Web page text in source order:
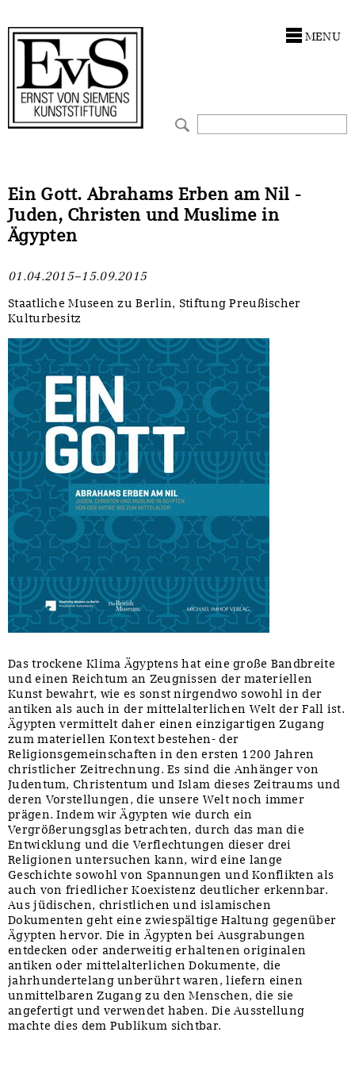
MENU
Ein Gott. Abrahams Erben am Nil -
Juden, Christen und Muslime in
Ägypten
01.04.2015–15.09.2015
Staatliche Museen zu Berlin, Stiftung Preußischer
Kulturbesitz
Das trockene Klima Ägyptens hat eine große Bandbreite
und einen Reichtum an Zeugnissen der materiellen
Kunst bewahrt, wie es sonst nirgendwo sowohl in der
antiken als auch in der mittelalterlichen Welt der Fall ist.
Ägypten vermittelt daher einen einzigartigen Zugang
zum materiellen Kontext bestehen- der
Religionsgemeinschaften in den ersten 1200 Jahren
christlicher Zeitrechnung. Es sind die Anhänger von
Judentum, Christentum und Islam dieses Zeitraums und
deren Vorstellungen, die unsere Welt noch immer
prägen. Indem wir Ägypten wie durch ein
Vergrößerungsglas betrachten, durch das man die
Entwicklung und die Verflechtungen dieser drei
Religionen untersuchen kann, wird eine lange
Geschichte sowohl von Spannungen und Konflikten als
auch von friedlicher Koexistenz deutlicher erkennbar.
Aus jüdischen, christlichen und islamischen
Dokumenten geht eine zwiespältige Haltung gegenüber
Ägypten hervor. Die in Ägypten bei Ausgrabungen
entdecken oder anderweitig erhaltenen originalen
antiken oder mittelalterlichen Dokumente, die
jahrhundertelang unberührt waren, liefern einen
unmittelbaren Zugang zu den Menschen, die sie
angefertigt und verwendet haben. Die Ausstellung
machte dies dem Publikum sichtbar.
Förderphilosophie
Gremien
Presse und Neuigkeiten
Ankauf
Restaurierungen
Werkverzeichnisse
Zwischenfinanzierung